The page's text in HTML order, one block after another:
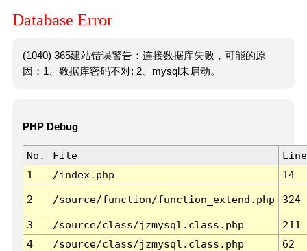
Database Error
(1040) 365建站错误警告：连接数据库失败，可能的原
因：1、数据库密码不对; 2、mysql未启动。
PHP Debug
No. File
Line
1
/index.php 14
2 /source/function/function_extend.php 324
3 /source/class/jzmysql.class.php
211
4
/source/class/jzmysql.class.php
62